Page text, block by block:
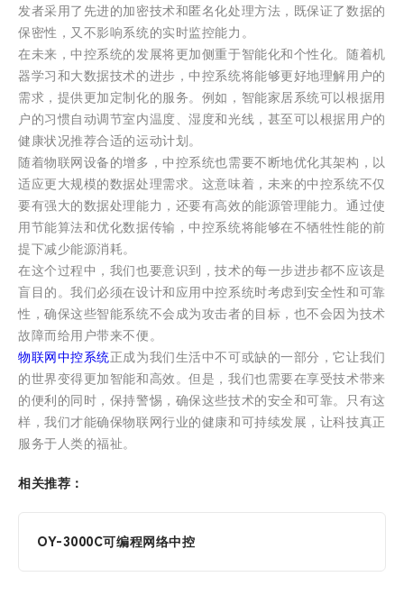
发者采用了先进的加密技术和匿名化处理方法，既保证了数据的
保密性，又不影响系统的实时监控能力。
在未来，中控系统的发展将更加侧重于智能化和个性化。随着机
器学习和大数据技术的进步，中控系统将能够更好地理解用户的
需求，提供更加定制化的服务。例如，智能家居系统可以根据用
户的习惯自动调节室内温度、湿度和光线，甚至可以根据用户的
健康状况推荐合适的运动计划。
随着物联网设备的增多，中控系统也需要不断地优化其架构，以
适应更大规模的数据处理需求。这意味着，未来的中控系统不仅
要有强大的数据处理能力，还要有高效的能源管理能力。通过使
用节能算法和优化数据传输，中控系统将能够在不牺牲性能的前
提下减少能源消耗。
在这个过程中，我们也要意识到，技术的每一步进步都不应该是
盲目的。我们必须在设计和应用中控系统时考虑到安全性和可靠
性，确保这些智能系统不会成为攻击者的目标，也不会因为技术
故障而给用户带来不便。
物联网中控系统正成为我们生活中不可或缺的一部分，它让我们
的世界变得更加智能和高效。但是，我们也需要在享受技术带来
的便利的同时，保持警惕，确保这些技术的安全和可靠。只有这
样，我们才能确保物联网行业的健康和可持续发展，让科技真正
服务于人类的福祉。
相关推荐：
OY-3000C可编程网络中控